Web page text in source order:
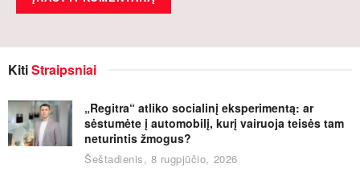
KitiStraipsniai
„Regitra“ atliko socialinį eksperimentą: ar
sėstumėte į automobilį, kurį vairuoja teisės tam
neturintis žmogus?
Šeštadienis, 8 rugpjūčio, 2026